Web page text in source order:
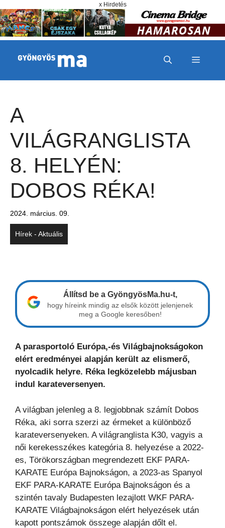
x Hirdetés
MENÜ
A
VILÁGRANGLISTA
8. HELYÉN:
DOBOS RÉKA!
2024. március. 09.
Hírek - Aktuális
Állítsd be a GyöngyösMa.hu-t,
hogy híreink mindig az elsők között jelenjenek
meg a Google keresőben!
A parasportoló Európa,-és Világbajnokságokon
elért eredményei alapján került az elismerő,
nyolcadik helyre. Réka legközelebb májusban
indul karateversenyen.
A világban jelenleg a 8. legjobbnak számít Dobos
Réka, aki sorra szerzi az érmeket a különböző
karateversenyeken. A világranglista K30, vagyis a
női kerekesszékes kategória 8. helyezése a 2022-
es, Törökországban megrendezett EKF PARA-
KARATE Európa Bajnokságon, a 2023-as Spanyol
EKF PARA-KARATE Európa Bajnokságon és a
szintén tavaly Budapesten lezajlott WKF PARA-
KARATE Világbajnokságon elért helyezések után
kapott pontszámok összege alapján dőlt el.